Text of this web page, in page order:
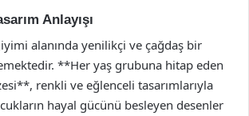
Anlayışı
alanında yenilikçi ve çağdaş bir
**Her yaş grubuna hitap eden
renkli ve eğlenceli tasarımlarıyla
hayal gücünü besleyen desenler